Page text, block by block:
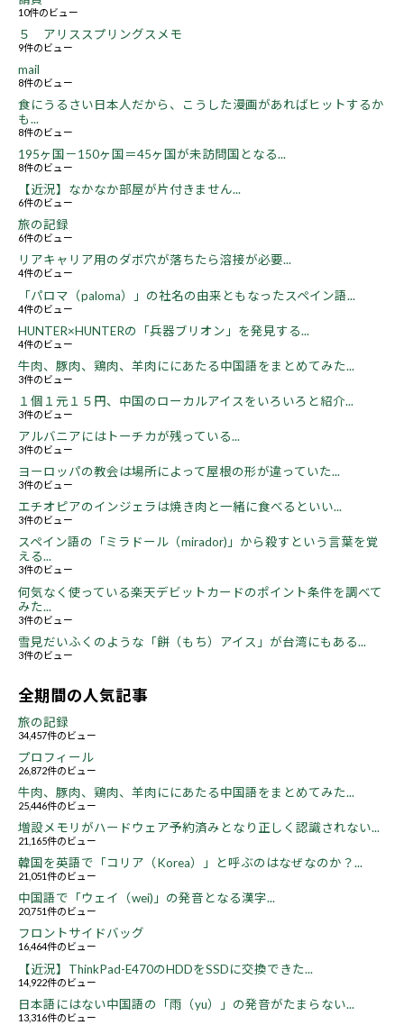
10件のビュー
５ アリススプリングスメモ
9件のビュー
mail
8件のビュー
食にうるさい日本人だから、こうした漫画があればヒットするか
も...
8件のビュー
195ヶ国－150ヶ国＝45ヶ国が未訪問国となる...
8件のビュー
【近況】なかなか部屋が片付きません...
6件のビュー
旅の記録
6件のビュー
リアキャリア用のダボ穴が落ちたら溶接が必要...
4件のビュー
「パロマ（paloma）」の社名の由来ともなったスペイン語...
4件のビュー
HUNTER×HUNTERの「兵器ブリオン」を発見する...
4件のビュー
牛肉、豚肉、鶏肉、羊肉ににあたる中国語をまとめてみた...
3件のビュー
１個１元１５円、中国のローカルアイスをいろいろと紹介...
3件のビュー
アルバニアにはトーチカが残っている...
3件のビュー
ヨーロッパの教会は場所によって屋根の形が違っていた...
3件のビュー
エチオピアのインジェラは焼き肉と一緒に食べるといい...
3件のビュー
スペイン語の「ミラドール（mirador)」から殺すという言葉を覚
える...
3件のビュー
何気なく使っている楽天デビットカードのポイント条件を調べて
みた...
3件のビュー
雪見だいふくのような「餅（もち）アイス」が台湾にもある...
3件のビュー
全期間の人気記事
旅の記録
34,457件のビュー
プロフィール
26,872件のビュー
牛肉、豚肉、鶏肉、羊肉ににあたる中国語をまとめてみた...
25,446件のビュー
増設メモリがハードウェア予約済みとなり正しく認識されない...
21,165件のビュー
韓国を英語で「コリア（Korea）」と呼ぶのはなぜなのか？...
21,051件のビュー
中国語で「ウェイ（wei)」の発音となる漢字...
20,751件のビュー
フロントサイドバッグ
16,464件のビュー
【近況】ThinkPad-E470のHDDをSSDに交換できた...
14,922件のビュー
日本語にはない中国語の「雨（yu）」の発音がたまらない...
13,316件のビュー